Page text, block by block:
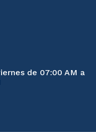
de 07:00 AM a